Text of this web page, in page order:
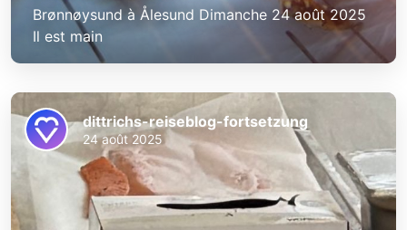
Brønnøysund à Ålesund Dimanche 24 août 2025
Il est main
dittrichs-reiseblog-fortsetzung
24 août 2025